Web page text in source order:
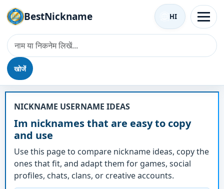
BestNickname
खोजें
HI
उपनाम - Im
NICKNAME USERNAME IDEAS
Im nicknames that are easy to copy
and use
Use this page to compare nickname ideas, copy the
ones that fit, and adapt them for games, social
profiles, chats, clans, or creative accounts.